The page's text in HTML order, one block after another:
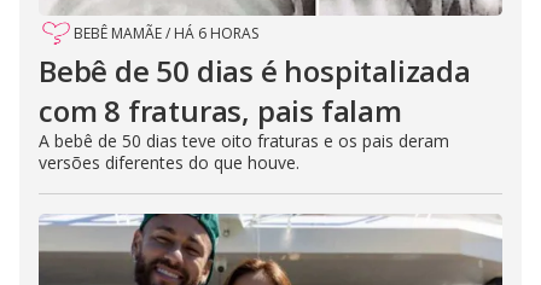
BEBÊ MAMÃE/ HÁ 6 HORAS
Bebê de 50 dias é hospitalizada
com 8 fraturas, pais falam
A bebê de 50 dias teve oito fraturas e os pais deram
versões diferentes do que houve.